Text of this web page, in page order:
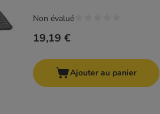
19,19 €
Non évalué
Ajouter au panier